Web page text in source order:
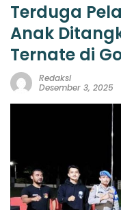
Terduga
Anak
Ternate di
Redaksi
Desember 3, 2025